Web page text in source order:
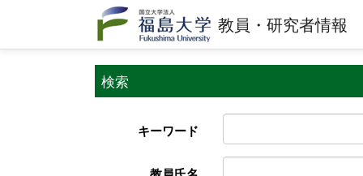
教員・研究者情報
検索
キーワード